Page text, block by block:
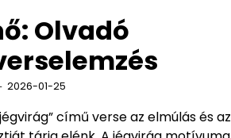
Olvadó
2026-01-25
című verse az elmúlás és az